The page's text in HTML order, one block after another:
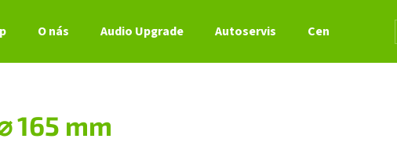
O nás Audio Upgrade Autoservis Ceník služeb
165 mm